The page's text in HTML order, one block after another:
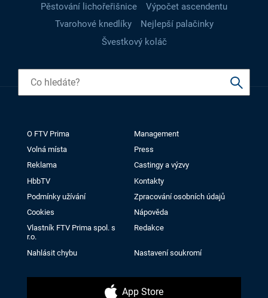
Pěstování lichořeřišnice
Výpočet ascendentu
Tvarohové knedlíky
Nejlepší palačinky
Švestkový koláč
O FTV Prima
Management
Volná místa
Press
Reklama
Castingy a výzvy
HbbTV
Kontakty
Podmínky užívání
Zpracování osobních údajů
Cookies
Nápověda
Vlastník FTV Prima spol. s
r.o.
Redakce
Nahlásit chybu Nastavení soukromí
App Store